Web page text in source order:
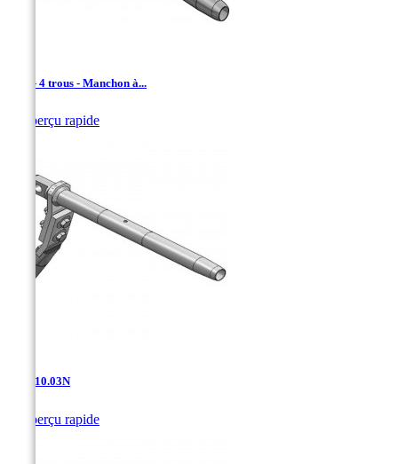
TDA - 4 trous - Manchon à...
Aperçu rapide
TDA-10.03N
Aperçu rapide